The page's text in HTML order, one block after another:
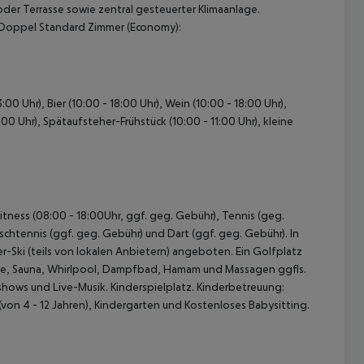
Terrasse sowie zentral gesteuerter Klimaanlage.
Standard Zimmer (Economy):
Uhr), Bier (10:00 - 18:00 Uhr), Wein (10:00 - 18:00 Uhr),
Uhr), Spätaufsteher-Frühstück (10:00 - 11:00 Uhr), kleine
(08:00 - 18:00Uhr, ggf. geg. Gebühr), Tennis (geg.
(ggf. geg. Gebühr) und Dart (ggf. geg. Gebühr). In
Ski (teils von lokalen Anbietern) angeboten. Ein Golfplatz
Sauna, Whirlpool, Dampfbad, Hamam und Massagen ggfls.
und Live-Musik. Kinderspielplatz. Kinderbetreuung:
4 - 12 Jahren), Kindergarten und Kostenloses Babysitting.